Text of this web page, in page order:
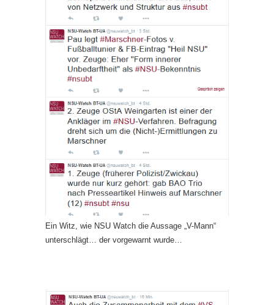
Ein Witz, wie NSU Watch die Aussage „V-Mann“
unterschlägt… der vorgewarnt wurde…